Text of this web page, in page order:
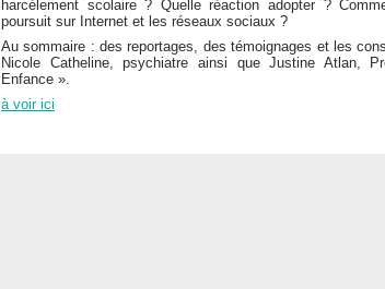
harcèlement scolaire ? Quelle réaction adopter ?
poursuit sur Internet et les réseaux sociaux ?
Au sommaire : des reportages, des témoignages et les
Nicole Catheline, psychiatre ainsi que Justine Atlan,
Enfance ».
à voir ici